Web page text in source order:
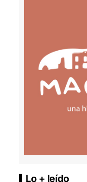
Lo + leído